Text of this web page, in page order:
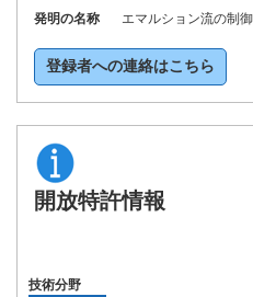
発明の名称
エマルション流の制
登録者への連絡はこちら
開放特許情報
技術分野